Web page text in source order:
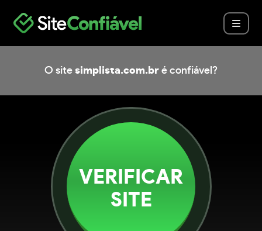
O site simplista.com.br é confiável?
VERIFICAR
SITE